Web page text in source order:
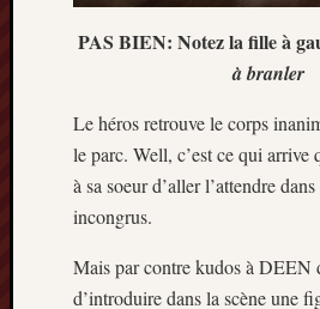
PAS BIEN: Notez la fille à
à branler
Le héros retrouve le corps
le parc. Well, c’est ce qui arrive
à sa soeur d’aller l’attendre
incongrus.
Mais par contre kudos à DEEN
d’introduire dans la scène une